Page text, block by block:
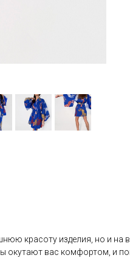
красоту изделия, но и
окутают вас комфортом, и